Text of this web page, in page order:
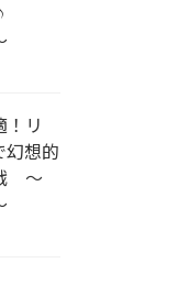
♪
！リ
幻想的
～